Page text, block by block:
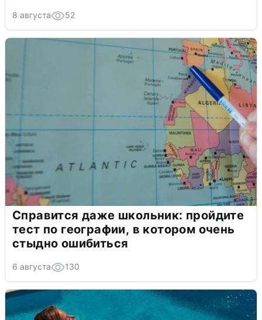
8 августа 52
Справится даже школьник: пройдите
тест по географии, в котором очень
стыдно ошибиться
6 августа 130